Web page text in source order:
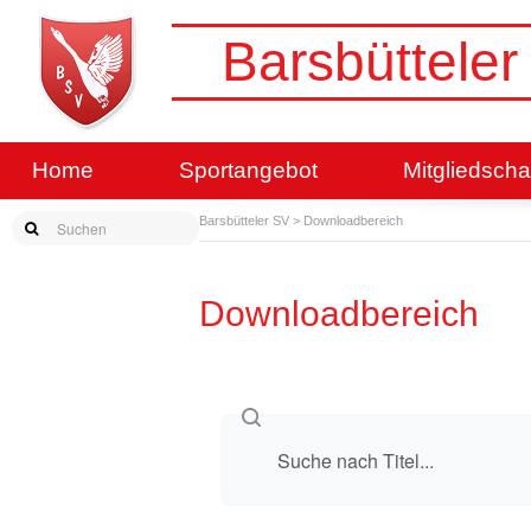
Home Sportangebot
Barsbütteler SV > Downloadbereich
Downloadbereich